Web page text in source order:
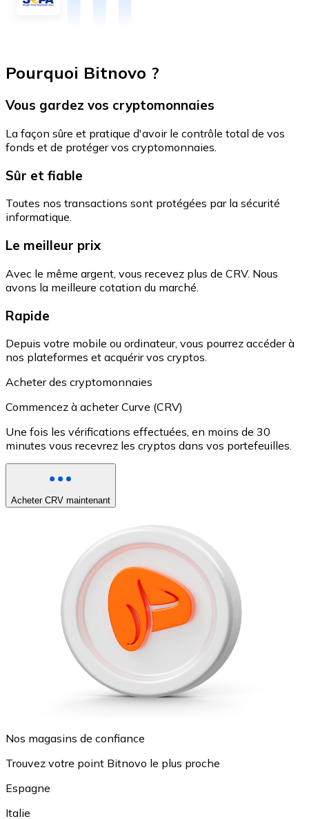
Pourquoi Bitnovo ?
Vous gardez vos cryptomonnaies
La façon sûre et pratique d'avoir le contrôle total de vos
fonds et de protéger vos cryptomonnaies.
Sûr et fiable
Toutes nos transactions sont protégées par la sécurité
informatique.
Le meilleur prix
Avec le même argent, vous recevez plus de CRV. Nous
avons la meilleure cotation du marché.
Rapide
Depuis votre mobile ou ordinateur, vous pourrez accéder à
nos plateformes et acquérir vos cryptos.
Acheter des cryptomonnaies
Commencez à acheter Curve (CRV)
Une fois les vérifications effectuées, en moins de 30
minutes vous recevrez les cryptos dans vos portefeuilles.
Acheter CRV maintenant
Nos magasins de confiance
Trouvez votre point Bitnovo le plus proche
Espagne
Italie